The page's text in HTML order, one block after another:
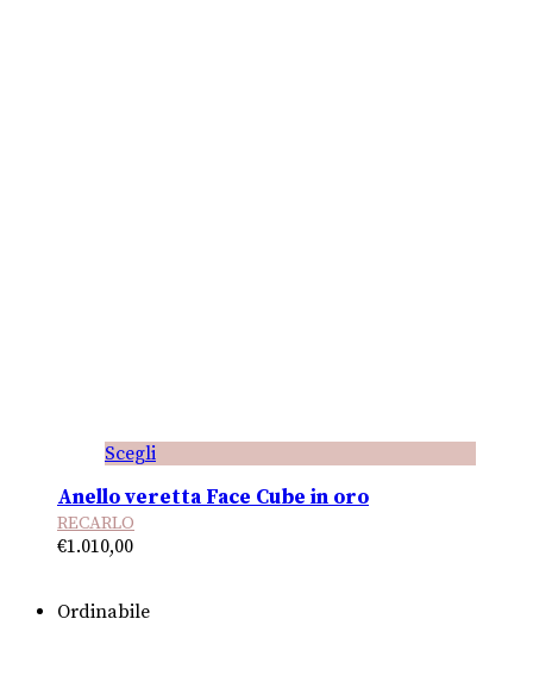
Scegli
Anello veretta Face Cube in oro
RECARLO
€1.010,00
Ordinabile